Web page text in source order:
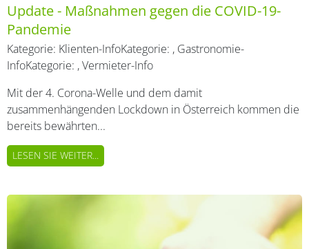
Update - Maßnahmen gegen die COVID-19-
Pandemie
Kategorie: Klienten-InfoKategorie: , Gastronomie-
InfoKategorie: ,Vermieter-Info
Mit der 4. Corona-Welle und dem damit
zusammenhängenden Lockdown in Österreich kommen die
bereits bewährten...
LESEN SIE WEITER...